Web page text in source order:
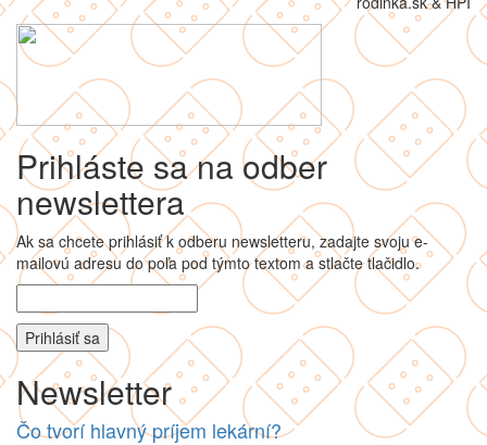
Prihláste sa na odber
newslettera
Ak sa chcete prihlásiť k odberu newsletteru, zadajte svoju e-
mailovú adresu do poľa pod týmto textom a stlačte tlačidlo.
Newsletter
Čo tvorí hlavný príjem lekární?